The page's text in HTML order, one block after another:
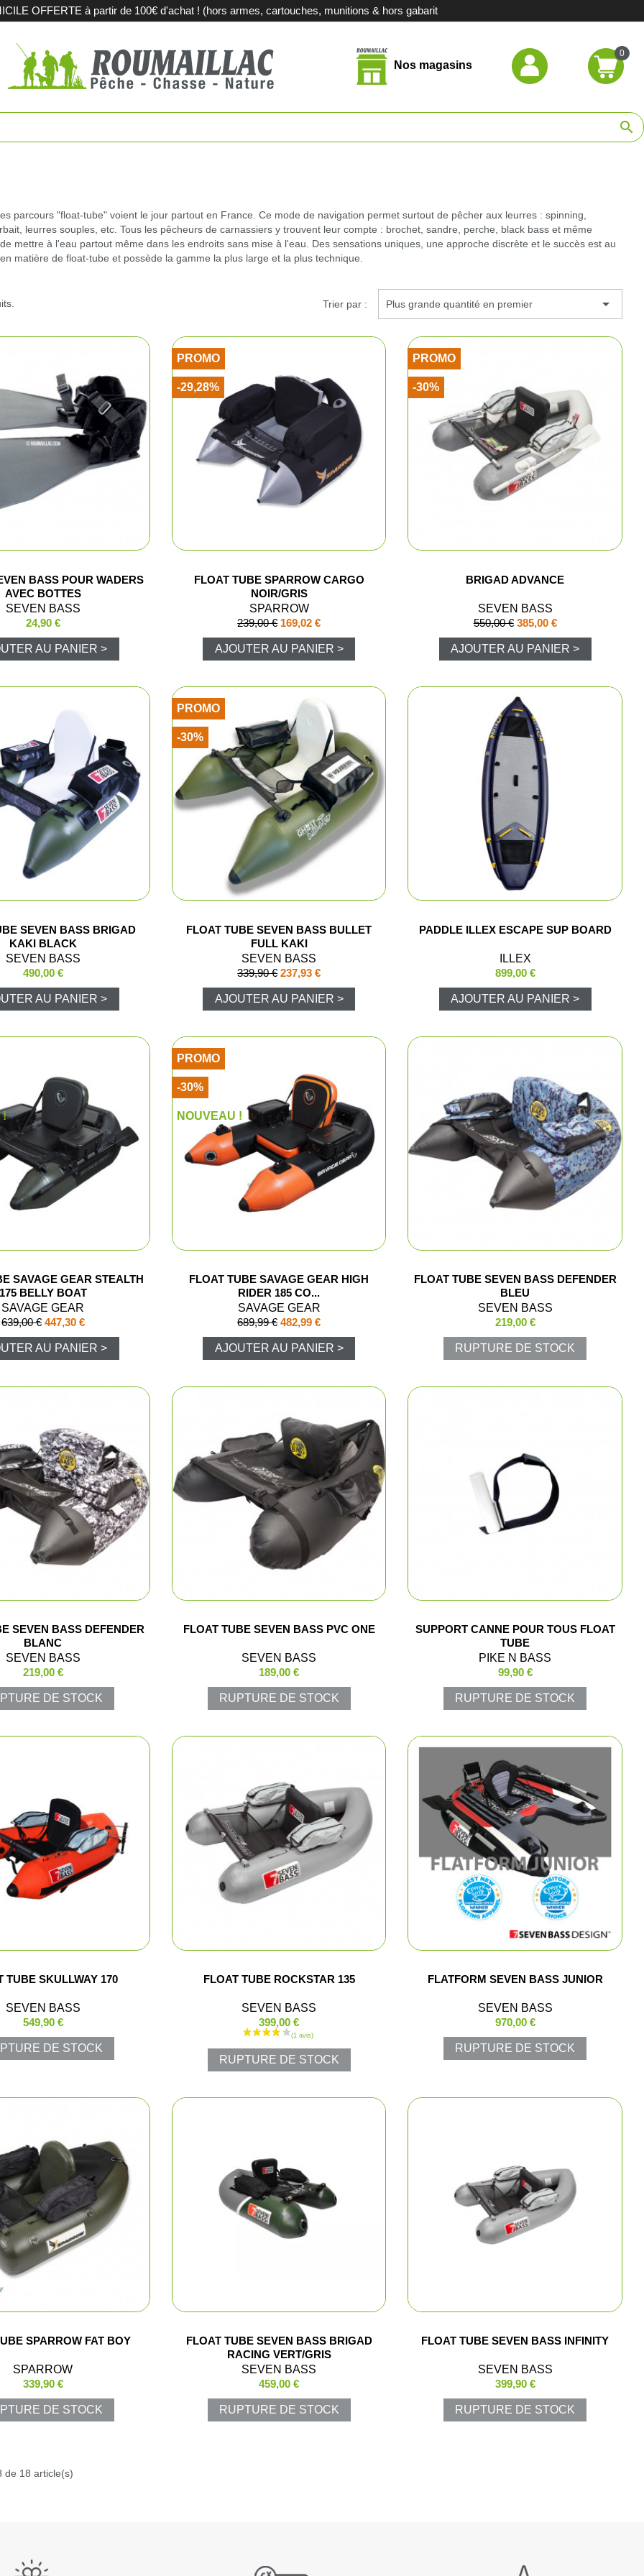
OFFERTE à partir de 100€ d'achat ! (hors armes, cartouches, munitions & hors gabarit
et territoires Armes d'occasion
Acier et substituts
Dispersantes
Magnum et super-magnum
Balles et chevrotines
Formes diverses
Appeaux et sifflets de chasse
Equipements véhicules
Camouflage
Caméra de chasse et surveillance
Piegeage
Chasse du grand gibier
Détecteurs de métaux
Chasse du gibier d'eau
Sièges et trépieds
Chasse de la palombe / pigeon ramier
Panneaux de signalisation
Vision nocturne
Vision thermique
Lunettes de chasse et tir
Viseurs points rouges
Montages optiques
Jumelles de chasse
Bretelles et cartouchières
trap / Tir
et détente
et enfant
Gilets
Tabliers de pêche
Vestes et blousons
T-shirts, polos et sweats
Combinaisons
Pulls et polaire
Chemises
Blousons de chasse
Cuissards
Sous-vêtements
Veste de balltrap
Casquettes
Gants
Chaussures
Pantalons
Vestes et gilets
T-shirts et polos
Pantalons Pluie
Nos magasins
0
search
parcours "float-tube" voient le jour partout en France. Ce mode de navigation permet surtout de pêcher aux leurres : spinning,
leurres souples, etc. Tous les pêcheurs de carnassiers y trouvent leur compte : brochet, sandre, perche, black bass et même
mettre à l'eau partout même dans les endroits sans mise à l'eau. Des sensations uniques, une approche discrète et le succès est au
matière de float-tube et possède la gamme la plus large et la plus technique.
Trier par : Plus grande quantité en premier 
BASS POUR WADERS
AVEC BOTTES
SEVEN BASS
24,90 €
AU PANIER >
FLOAT TUBE SPARROW CARGO
NOIR/GRIS
SPARROW
239,00 € 169,02 €
AJOUTER AU PANIER >
PROMO
-29,28%
BRIGAD ADVANCE
SEVEN BASS
550,00 € 385,00 €
AJOUTER AU PANIER >
PROMO
-30%
SEVEN BASS BRIGAD
KAKI BLACK
SEVEN BASS
490,00 €
AU PANIER >
FLOAT TUBE SEVEN BASS BULLET
FULL KAKI
SEVEN BASS
339,90 € 237,93 €
AJOUTER AU PANIER >
PROMO
-30%
PADDLE ILLEX ESCAPE SUP BOARD
ILLEX
899,00 €
AJOUTER AU PANIER >
SAVAGE GEAR STEALTH
175 BELLY BOAT
SAVAGE GEAR
639,00 € 447,30 €
AU PANIER >
!
FLOAT TUBE SAVAGE GEAR HIGH
RIDER 185 CO...
SAVAGE GEAR
689,99 € 482,99 €
AJOUTER AU PANIER >
PROMO
-30%
NOUVEAU !
FLOAT TUBE SEVEN BASS DEFENDER
BLEU
SEVEN BASS
219,00 €
RUPTURE DE STOCK
SEVEN BASS DEFENDER
BLANC
SEVEN BASS
219,00 €
DE STOCK
FLOAT TUBE SEVEN BASS PVC ONE
SEVEN BASS
189,00 €
RUPTURE DE STOCK
SUPPORT CANNE POUR TOUS FLOAT
TUBE
PIKE N BASS
99,90 €
RUPTURE DE STOCK
TUBE SKULLWAY 170
SEVEN BASS
549,90 €
DE STOCK
FLOAT TUBE ROCKSTAR 135
SEVEN BASS
399,00 €
RUPTURE DE STOCK
FLATFORM SEVEN BASS JUNIOR
SEVEN BASS
970,00 €
RUPTURE DE STOCK
SPARROW FAT BOY
SPARROW
339,90 €
DE STOCK
FLOAT TUBE SEVEN BASS BRIGAD
RACING VERT/GRIS
SEVEN BASS
459,00 €
RUPTURE DE STOCK
FLOAT TUBE SEVEN BASS INFINITY
SEVEN BASS
399,90 €
RUPTURE DE STOCK
de 18 article(s)